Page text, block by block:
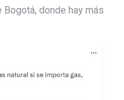
donde hay más